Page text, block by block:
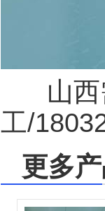
山西
工/
更多